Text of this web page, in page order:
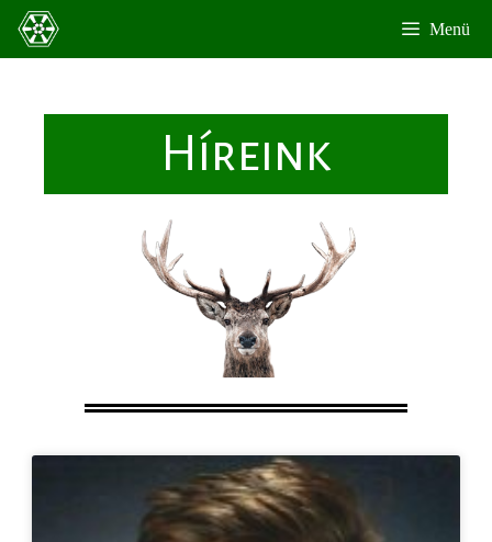
Menü
Híreink